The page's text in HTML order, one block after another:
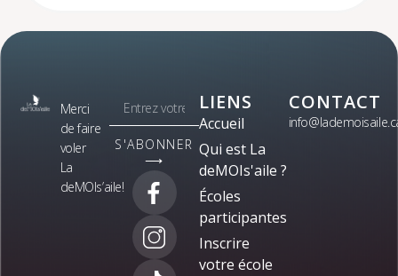
Merci
de faire
voler
La
deMOIs’aile!
S'ABONNER
⟶
LIENS
Accueil
Qui est La
deMOIs'aile ?
Écoles
participantes
Inscrire
votre école
CONTACT